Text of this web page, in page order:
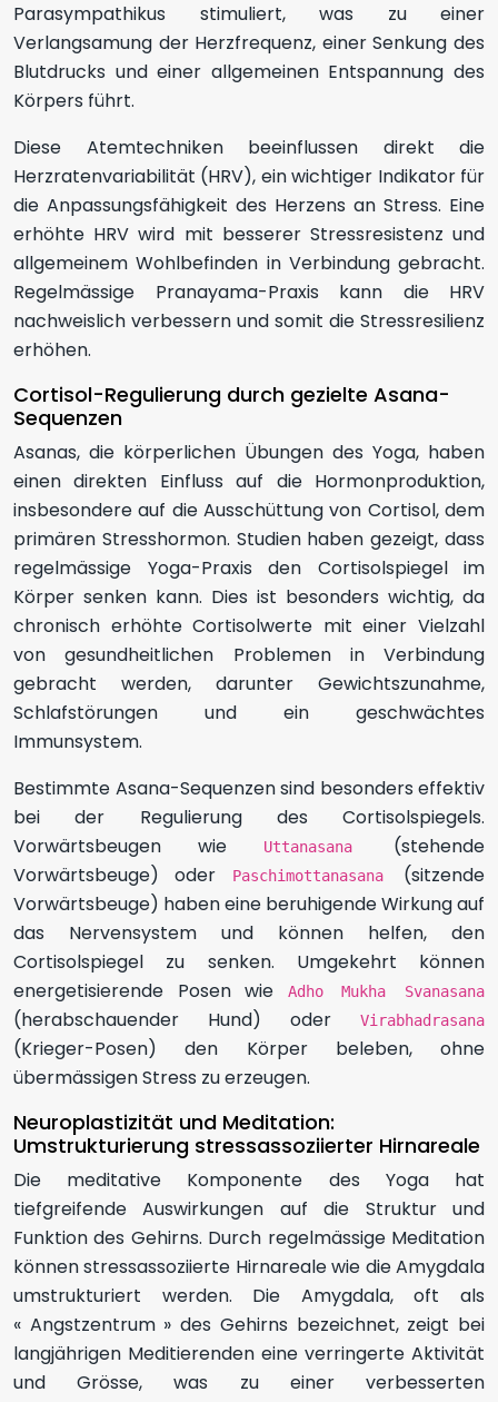
Parasympathikus stimuliert, was zu einer
Verlangsamung der Herzfrequenz, einer Senkung des
Blutdrucks und einer allgemeinen Entspannung des
Körpers führt.
Diese Atemtechniken beeinflussen direkt die
Herzratenvariabilität (HRV), ein wichtiger Indikator für
die Anpassungsfähigkeit des Herzens an Stress. Eine
erhöhte HRV wird mit besserer Stressresistenz und
allgemeinem Wohlbefinden in Verbindung gebracht.
Regelmässige Pranayama-Praxis kann die HRV
nachweislich verbessern und somit die Stressresilienz
erhöhen.
Cortisol-Regulierung durch gezielte Asana-
Sequenzen
Asanas, die körperlichen Übungen des Yoga, haben
einen direkten Einfluss auf die Hormonproduktion,
insbesondere auf die Ausschüttung von Cortisol, dem
primären Stresshormon. Studien haben gezeigt, dass
regelmässige Yoga-Praxis den Cortisolspiegel im
Körper senken kann. Dies ist besonders wichtig, da
chronisch erhöhte Cortisolwerte mit einer Vielzahl
von gesundheitlichen Problemen in Verbindung
gebracht werden, darunter Gewichtszunahme,
Schlafstörungen und ein geschwächtes
Immunsystem.
Bestimmte Asana-Sequenzen sind besonders effektiv
bei der Regulierung des Cortisolspiegels.
Vorwärtsbeugen wie
Uttanasana (stehende
Vorwärtsbeuge) oder
Paschimottanasana (sitzende
Vorwärtsbeuge) haben eine beruhigende Wirkung auf
das Nervensystem und können helfen, den
Cortisolspiegel zu senken. Umgekehrt können
energetisierende Posen wie
Adho Mukha Svanasana
(herabschauender Hund) oder Virabhadrasana
(Krieger-Posen) den Körper beleben, ohne
übermässigen Stress zu erzeugen.
Neuroplastizität und Meditation:
Umstrukturierung stressassoziierter Hirnareale
Die meditative Komponente des Yoga hat
tiefgreifende Auswirkungen auf die Struktur und
Funktion des Gehirns. Durch regelmässige Meditation
können stressassoziierte Hirnareale wie die Amygdala
umstrukturiert werden. Die Amygdala, oft als
« Angstzentrum » des Gehirns bezeichnet, zeigt bei
langjährigen Meditierenden eine verringerte Aktivität
und Grösse, was zu einer verbesserten